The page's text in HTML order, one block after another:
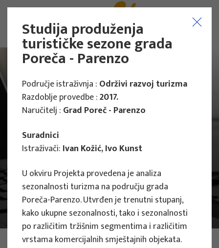
Projekti Znanstveni projekti
FOTO:ILUSTRATIVNA FOTOGRAFIJA
Studija produženja
turističke sezone grada
Poreča - Parenzo
Područje istraživnja : Održivi razvoj turizma
Razdoblje provedbe :2017.
Naručitelj : Grad Poreč - Parenzo
Suradnici
Istraživači: Ivan Kožić, Ivo Kunst
U okviru Projekta provedena je analiza
sezonalnosti turizma na području grada
Poreča-Parenzo. Utvrđen je trenutni stupanj,
kako ukupne sezonalnosti, tako i sezonalnosti
po različitim tržišnim segmentima i različitim
vrstama komercijalnih smještajnih objekata.